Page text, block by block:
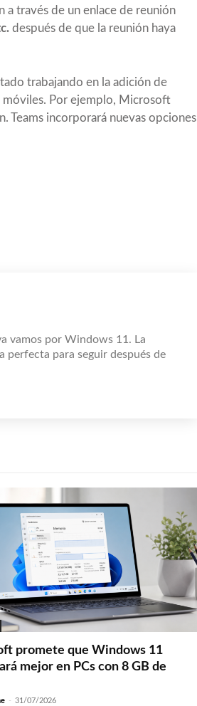
a través de un enlace de reunión
después de que la reunión haya
trabajando en la adición de
móviles. Por ejemplo, Microsoft
Teams incorporará nuevas opciones
vamos por Windows 11. La
perfecta para seguir después de
promete que Windows 11
mejor en PCs con 8 GB de
- 31/07/2026